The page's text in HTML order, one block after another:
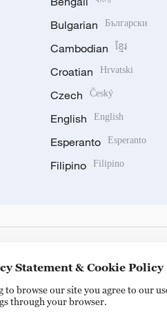
Bulgarian Български
Cambodian ខ្មែរ
Croatian Hrvatski
Czech Český
English English
Esperanto Esperanto
Filipino Filipino
Statement & Cookie Policy
to browse our site you agree to our
through your browser.